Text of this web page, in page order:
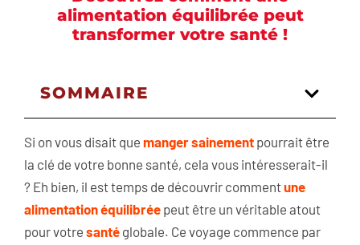
alimentation équilibrée peut
transformer votre santé !
SOMMAIRE
Si on vous disait que manger sainement pourrait être
la clé de votre bonne santé, cela vous intéresserait-il
? Eh bien, il est temps de découvrir commentune
alimentation équilibrée peut être un véritable atout
pour votre santé globale. Ce voyage commence par